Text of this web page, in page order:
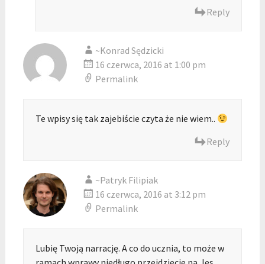
Reply
~Konrad Sędzicki
16 czerwca, 2016 at 1:00 pm
Permalink
Te wpisy się tak zajebiście czyta że nie wiem..
Reply
~Patryk Filipiak
16 czerwca, 2016 at 3:12 pm
Permalink
Lubię Twoją narrację. A co do ucznia, to może w